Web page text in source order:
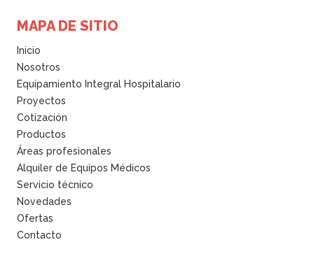
MAPA DE SITIO
Inicio
Nosotros
Equipamiento Integral Hospitalario
Proyectos
Cotización
Productos
Áreas profesionales
Alquiler de Equipos Médicos
Servicio técnico
Novedades
Ofertas
Contacto